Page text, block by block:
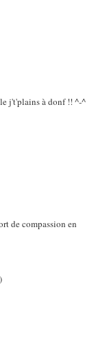
j't'plains à donf !! ^-^
de compassion en